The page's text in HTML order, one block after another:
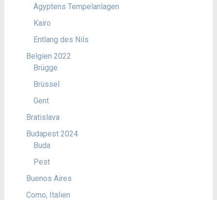
Ägyptens Tempelanlagen
Kairo
Entlang des Nils
Belgien 2022
Brügge
Brüssel
Gent
Bratislava
Budapest 2024
Buda
Pest
Buenos Aires
Como, Italien